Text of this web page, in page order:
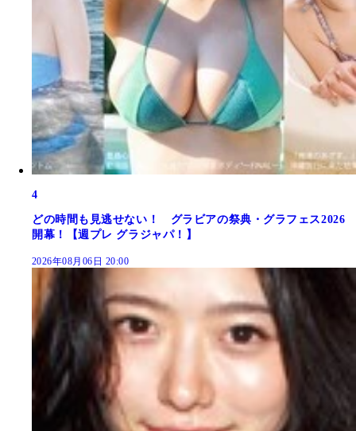
4
どの時間も見逃せない！ グラビアの祭典・グラフェス2026
開幕！【週プレ グラジャパ！】
2026年08月06日 20:00